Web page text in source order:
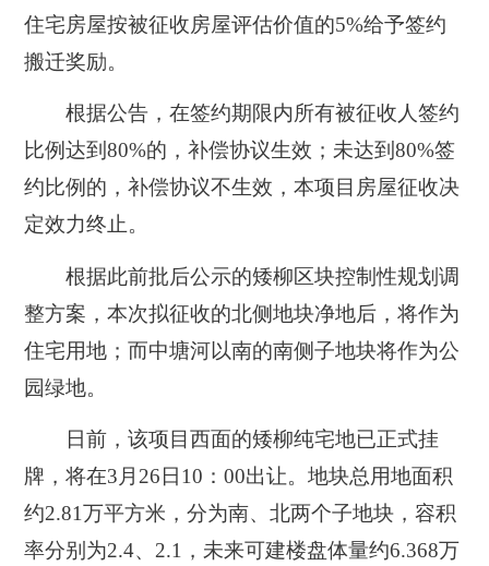
住宅房屋按被征收房屋评估价值的5%给予签约
搬迁奖励。
根据公告，在签约期限内所有被征收人签约
比例达到80%的，补偿协议生效；未达到80%签
约比例的，补偿协议不生效，本项目房屋征收决
定效力终止。
根据此前批后公示的矮柳区块控制性规划调
整方案，本次拟征收的北侧地块净地后，将作为
住宅用地；而中塘河以南的南侧子地块将作为公
园绿地。
日前，该项目西面的矮柳纯宅地已正式挂
牌，将在3月26日10：00出让。地块总用地面积
约2.81万平方米，分为南、北两个子地块，容积
率分别为2.4、2.1，未来可建楼盘体量约6.368万